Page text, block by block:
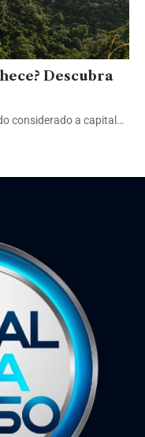
Descubra
considerado a capital…